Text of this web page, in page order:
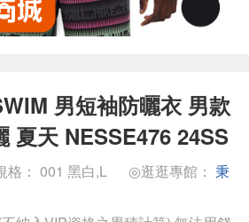
男短袖防曬衣 男款
夏天 NESSE476 24SS
格： 001 黑白,L ◎逛逛專館： 秉